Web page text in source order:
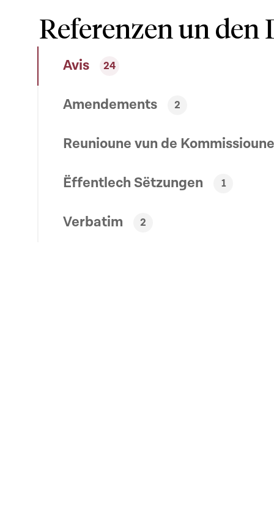
Referenzen un den
Avis 24
Amendements 2
Reunioune vun de
Ëffentlech Sëtzungen 1
Verbatim 2